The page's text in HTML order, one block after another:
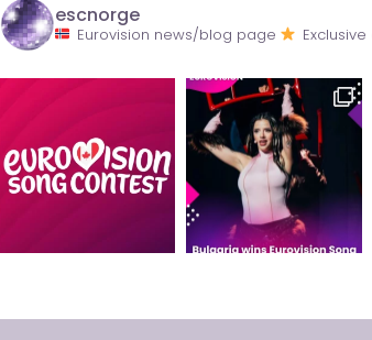
escnorge
Eurovision news/blog page